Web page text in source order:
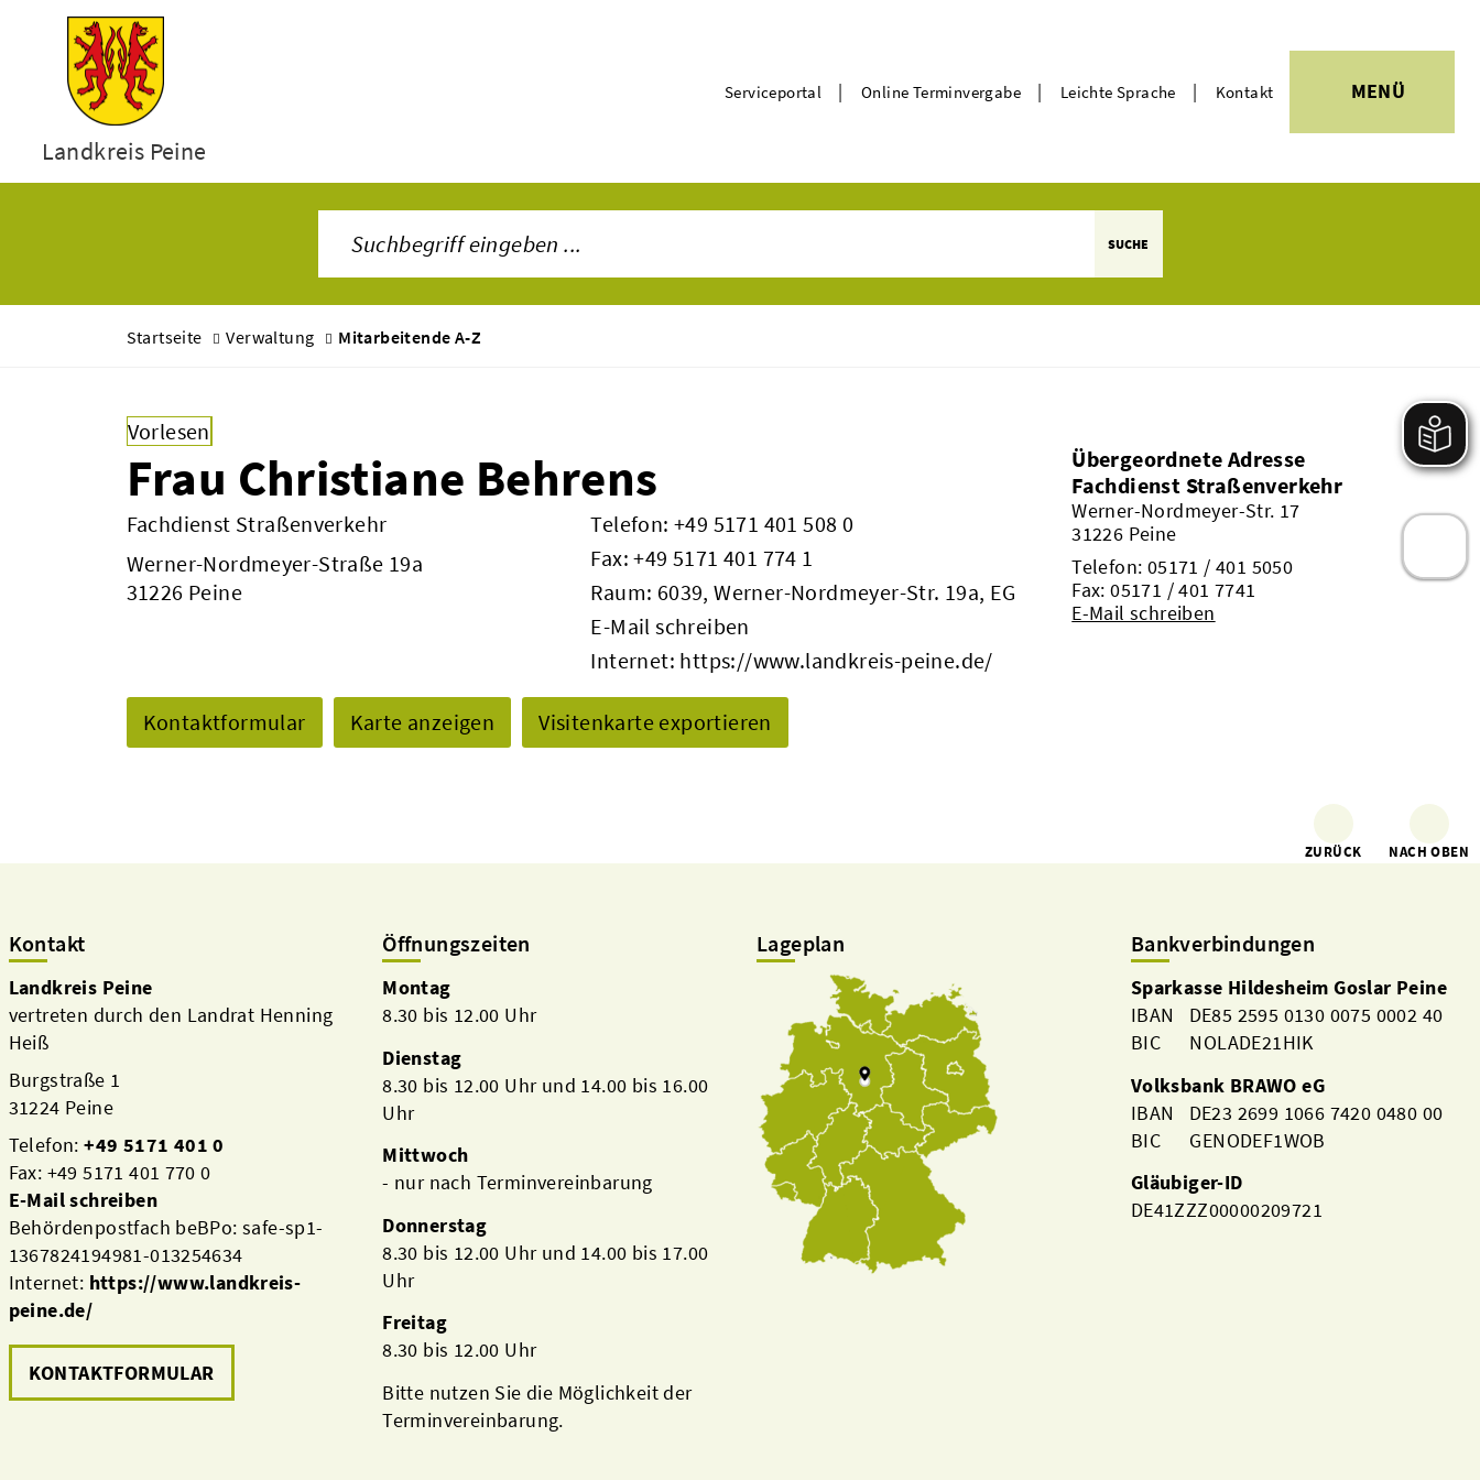
Landkreis Peine
Serviceportal | Online Terminvergabe | Leichte Sprache | Kontakt MENÜ
SUCHE
Startseite Verwaltung Mitarbeitende A-Z
Vorlesen
Frau Christiane Behrens
Fachdienst Straßenverkehr
Werner-Nordmeyer-Straße 19a
31226 Peine
Telefon: +49 5171 401 508 0
Fax: +49 5171 401 774 1
Raum: 6039, Werner-Nordmeyer-Str. 19a, EG
E-Mail schreiben
Internet: https://www.landkreis-peine.de/
Kontaktformular Karte anzeigen Visitenkarte exportieren
Übergeordnete Adresse
Fachdienst Straßenverkehr
Werner-Nordmeyer-Str. 17
31226 Peine
Telefon: 05171 / 401 5050
Fax: 05171 / 401 7741
E-Mail schreiben
ZURÜCK NACH OBEN
Kontakt
Landkreis Peine
vertreten durch den Landrat Henning
Heiß
Burgstraße 1
31224 Peine
Telefon:+49 5171 401 0
Fax: +49 5171 401 770 0
E-Mail schreiben
Behördenpostfach beBPo: safe-sp1-
1367824194981-013254634
Internet: https://www.landkreis-
peine.de/
KONTAKTFORMULAR
Öffnungszeiten
Montag
8.30 bis 12.00 Uhr
Dienstag
8.30 bis 12.00 Uhr und 14.00 bis 16.00
Uhr
Mittwoch
- nur nach Terminvereinbarung
Donnerstag
8.30 bis 12.00 Uhr und 14.00 bis 17.00
Uhr
Freitag
8.30 bis 12.00 Uhr
Bitte nutzen Sie die Möglichkeit der
Terminvereinbarung.
Lageplan Bankverbindungen
Sparkasse Hildesheim Goslar Peine
IBAN DE85 2595 0130 0075 0002 40
BIC NOLADE21HIK
Volksbank BRAWO eG
IBAN DE23 2699 1066 7420 0480 00
BIC GENODEF1WOB
Gläubiger-ID
DE41ZZZ00000209721